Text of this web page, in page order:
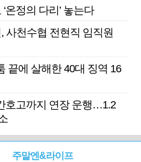
정의 다리’ 놓는다
사천수협 전현직 임직원
끝에 살해한 40대 징역 16
호고까지 연장 운행…1.2
주말엔&라이프